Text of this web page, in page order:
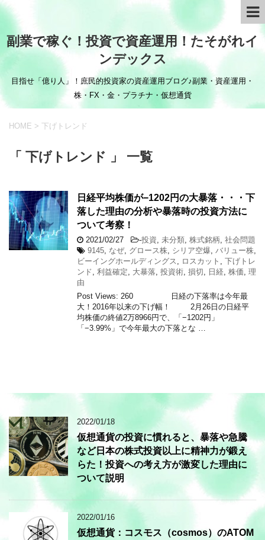
副業で稼ぐ！投資で資産運用！たそがれイ
ンデックス
目指せ「億り人」！庶民的投資家の資産運用ブログ♪副業・資産運用・
株・FX・金・プラチナ・仮想通貨
HOME > 下げトレンド
「 下げトレンド 」 一覧
日経平均株価が−1202円の大暴落・・・下
落した理由の分析や暴落時の投資方法に
ついて考察！
2021/02/27 -投資 未分類 株式銘柄 社会問題
9145 なぜ, グロース株 シリア空爆 バリュー株
ビーイングホールディングス
ロスカット
下げトレ
ンド 利益確定 大暴落 投資術 損切 日経 株価 理
由
Post Views: 260 日経の下落率は今年最
大！2016年以来の下げ幅！ 2月26日の日経平
均株価の終値2万8966円で、「−1202円」
「−3.99%」で今年最大の下落とな …
2022/01/18
仮想通貨の投資に慣れると、暴落や急騰
など日本の株式投資以上に精神力が鍛え
らた！投資への考え方が激変した理由に
ついて説明
2022/01/16
仮想通貨：コスモス（cosmos）のATOM